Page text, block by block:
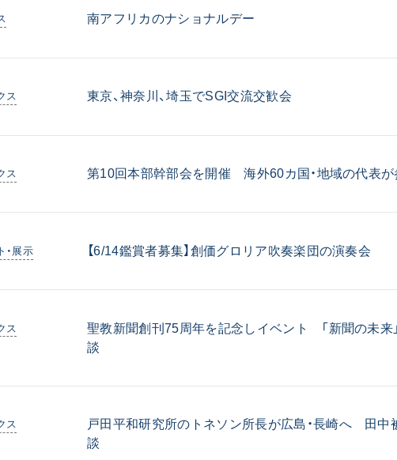
展示活動
図書贈呈
小説『新・人間革命』『人間革命』
創価学会総本部
聖教ブックストア
Soka Gakkai グローバルサイト
南アフリカのナショナルデー
ス 東京、神奈川、埼玉でSGI交流交歓会
ス 第10回本部幹部会を開催 海外60カ国・地域の代表が
・展示 【6/14鑑賞者募集】創価グロリア吹奏楽団の演奏会
ス
聖教新聞創刊75周年を記念しイベント 「新聞の未来
談
ス
戸田平和研究所のトネソン所長が広島・長崎へ 田中
談